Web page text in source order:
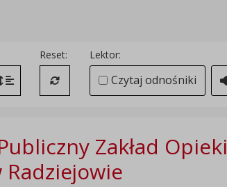
między literami
Zmień interlinię i margines między paragrafami
Reset:
Przywróć ustawienia domyślne
Lektor:
Czytaj odnośniki
Zakład Opieki